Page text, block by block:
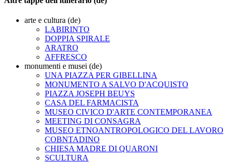
arte e cultura (de)
LABIRINTO
DOPPIA SPIRALE
ARATRO
AFFRESCO
monumenti e musei (de)
UNA PIAZZA PER GIBELLINA
MONUMENTO A SALVO D'ACQUISTO
PIAZZA JOSEPH BEUYS
CASA DEL FARMACISTA
MUSEO CIVICO D'ARTE CONTEMPORANEA
MEETING DI CONSAGRA
MUSEO ETNOANTROPOLOGICO DEL LAVORO
COBNTADINO
CHIESA MADRE DI QUARONI
SCULTURA